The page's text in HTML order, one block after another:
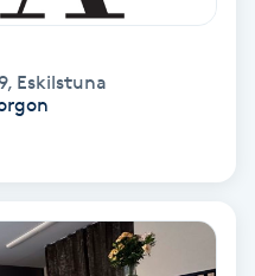
, Eskilstuna